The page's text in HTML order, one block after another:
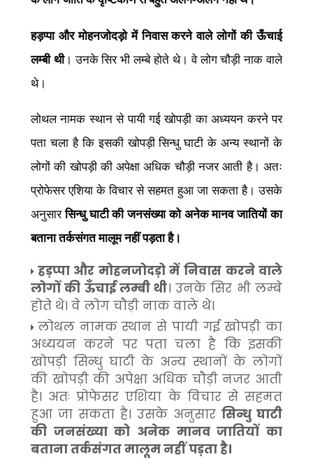
हड़प्पा और मोहनजोदड़ो में निवास करने वाले लोगों की ऊँचाई
लम्बी थी। उनके सिर भी लम्बे होते थे। वे लोग चौड़ी नाक वाले
थे।
लोथल नामक स्थान से पायी गई खोपड़ी का अध्ययन करने पर
पता चला है कि इसकी खोपड़ी सिन्धु घाटी के अन्य स्थानों के
लोगों की खोपड़ी की अपेक्षा अधिक चौड़ी नजर आती है। अतः
प्रोफेसर एशिया के विचार से सहमत हुआ जा सकता है। उसके
अनुसारसिन्धु घाटी की जनसंख्या को अनेक मानव जातियों का
बताना तर्कसंगत मालूम नहीं पड़ता है।
हड़प्पा और मोहनजोदड़ो में निवास करने वाले
लोगों की ऊँचाई लम्बी थी। उनके सिर भी लम्बे
होते थे। वे लोग चौड़ी नाक वाले थे।
लोथल नामक स्थान से पायी गई खोपड़ी का
अध्ययन करने पर पता चला है कि इसकी
खोपड़ी सिन्धु घाटी के अन्य स्थानों के लोगों
की खोपड़ी की अपेक्षा अधिक चौड़ी नजर आती
है। अतः प्रोफेसर एशिया के विचार से सहमत
हुआ जा सकता है। उसके अनुसारसिन्धु घाटी
की जनसंख्या को अनेक मानव जातियों का
बताना तर्कसंगत मालूम नहीं पड़ता है।